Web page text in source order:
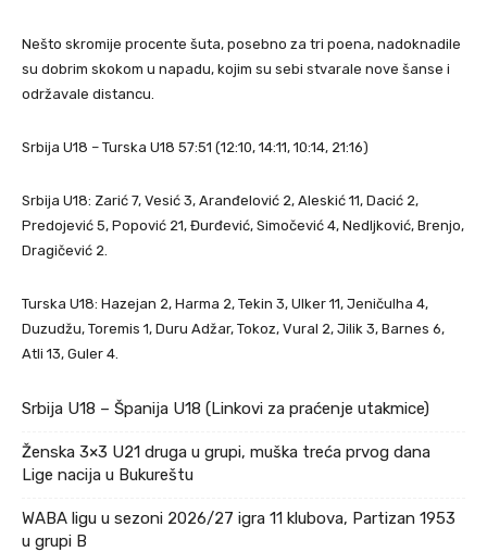
Nešto skromije procente šuta, posebno za tri poena, nadoknadile
su dobrim skokom u napadu, kojim su sebi stvarale nove šanse i
održavale distancu.
Srbija U18 – Turska U18 57:51 (12:10, 14:11, 10:14, 21:16)
Srbija U18: Zarić 7, Vesić 3, Aranđelović 2, Aleskić 11, Dacić 2,
Predojević 5, Popović 21, Đurđević, Simočević 4, Nedljković, Brenjo,
Dragičević 2.
Turska U18: Hazejan 2, Harma 2, Tekin 3, Ulker 11, Jeničulha 4,
Duzudžu, Toremis 1, Duru Adžar, Tokoz, Vural 2, Jilik 3, Barnes 6,
Atli 13, Guler 4.
Srbija U18 – Španija U18 (Linkovi za praćenje utakmice)
Ženska 3×3 U21 druga u grupi, muška treća prvog dana
Lige nacija u Bukureštu
WABA ligu u sezoni 2026/27 igra 11 klubova, Partizan 1953
u grupi B